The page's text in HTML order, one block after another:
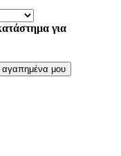
για
αγαπημένα μου